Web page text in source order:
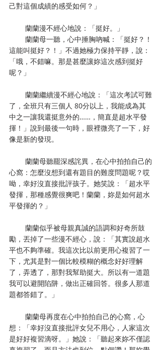
己對這個成績的感受如何？」
        蘭蘭漫不經心地說：「挺好。」
這能叫挺好？！」不過她極力保持平靜，說：
「哦，不錯嘛。那是甚麼讓妳這次感到挺好
呢？」
了，全班只有三個人 80分以上，我能成為其
中之一讓我還挺意外的……，簡直是超水平發
揮！」說到最後一句時，眼裡微亮了一下，好
像是新的發現。
心窩：怎麼沒想到還有題目的難度問題呢？哎
呦，幸好沒直接批評孩子。她笑說：「超水平
發揮，那種感覺很爽吧！蘭蘭，妳是如何超水
平發揮的？」
勵，丟掉了一些漫不經心，說：「其實說超水
平也不夠準確。我這次比以前更用心複習了一
下，尤其是對一個比較模糊的概念好好理解
了，弄透了，那對我幫助挺大。所以有一道題
我可以避開陷阱，做出正確回答。很多人那道
題都答錯了。」
想：「幸好沒直接批評女兒不用心，人家這次
是好好複習滴呀。」她說：「聽起來妳不僅認